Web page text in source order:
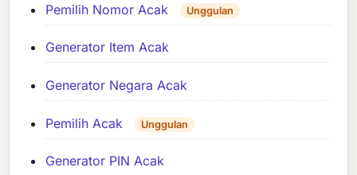
Pemilih Nomor Acak Unggulan
Generator Item Acak
Generator Negara Acak
Pemilih Acak Unggulan
Generator PIN Acak